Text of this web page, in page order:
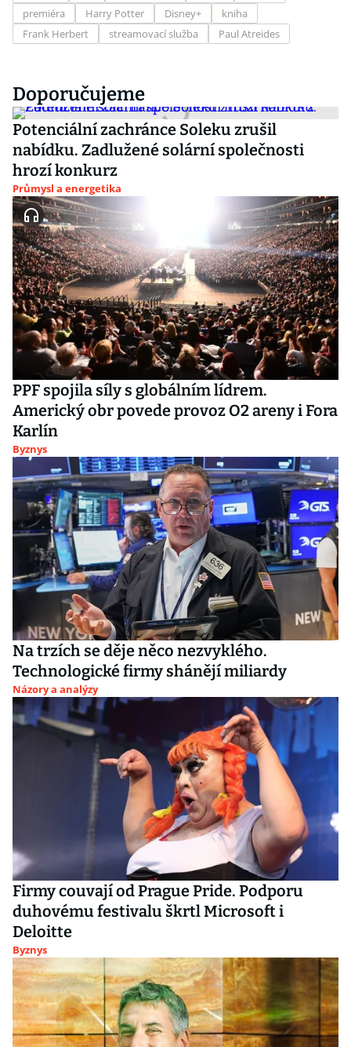
premiéra Harry Potter Disney+
kniha
Frank Herbert
streamovací služba Paul Atreides
Doporučujeme
Potenciální zachránce Soleku zrušil
nabídku. Zadlužené solární společnosti
hrozí konkurz
Průmysl a energetika
PPF spojila síly s globálním lídrem.
Americký obr povede provoz O2 areny i Fora
Karlín
Byznys
Na trzích se děje něco nezvyklého.
Technologické firmy shánějí miliardy
Názory a analýzy
Firmy couvají od Prague Pride. Podporu
duhovému festivalu škrtl Microsoft i
Deloitte
Byznys